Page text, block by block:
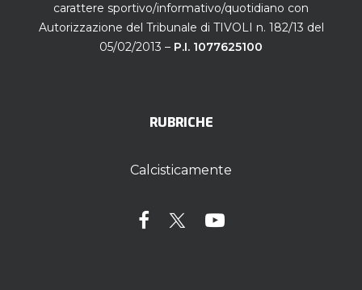
carattere sportivo/informativo/quotidiano con
Autorizzazione del Tribunale di TIVOLI n. 182/13 del
05/02/2013 – P.I. 1077625100
RUBRICHE
Calcisticamente